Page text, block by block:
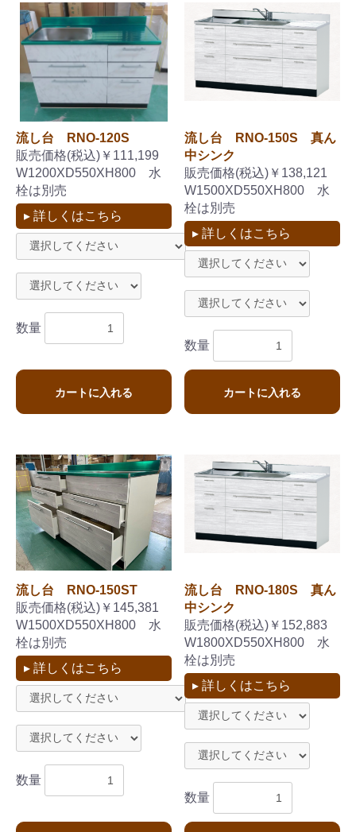
流し台 RNO-120S
販売価格(税込)￥111,199
W1200XD550XH800 水
栓は別売
▸ 詳しくはこちら
数量
カートに入れる
流し台 RNO-150S 真ん
中シンク
販売価格(税込)￥138,121
W1500XD550XH800 水
栓は別売
▸ 詳しくはこちら
数量
カートに入れる
流し台 RNO-150ST
販売価格(税込)￥145,381
W1500XD550XH800 水
栓は別売
▸ 詳しくはこちら
数量
流し台 RNO-180S 真ん
中シンク
販売価格(税込)￥152,883
W1800XD550XH800 水
栓は別売
▸ 詳しくはこちら
数量
お買い物を続ける カートへ進む